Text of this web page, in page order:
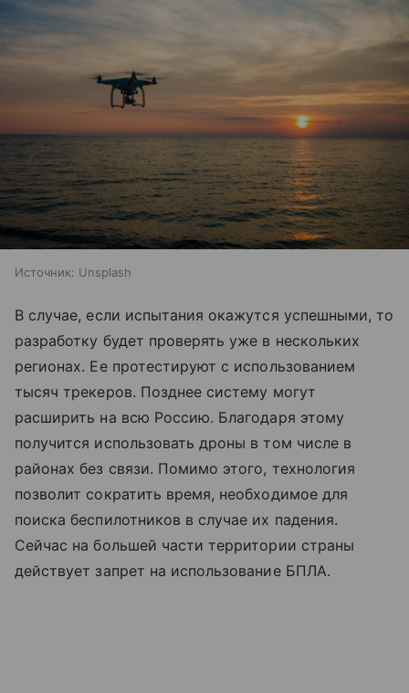
Источник: Unsplash
В случае, если испытания окажутся успешными, то
разработку будет проверять уже в нескольких
регионах. Ее протестируют с использованием
тысяч трекеров. Позднее систему могут
расширить на всю Россию. Благодаря этому
получится использовать дроны в том числе в
районах без связи. Помимо этого, технология
позволит сократить время, необходимое для
поиска беспилотников в случае их падения.
Сейчас на большей части территории страны
действует запрет на использование БПЛА.